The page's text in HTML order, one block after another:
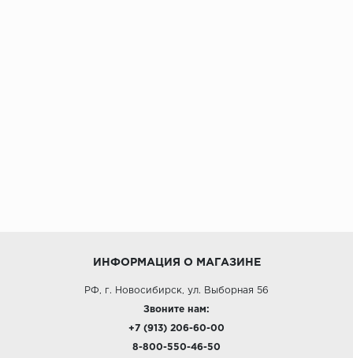
ИНФОРМАЦИЯ О МАГАЗИНЕ
РФ, г. Новосибирск, ул. Выборная 56
Звоните нам:
+7 (913) 206-60-00
8-800-550-46-50